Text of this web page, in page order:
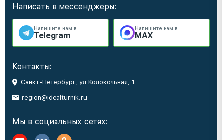
Написать в мессенджеры:
Напишите нам в
Telegram
Напишите нам в
MAX
Контакты:
Санкт-Петербург, ул Колокольная, 1
region@idealturnik.ru
Мы в социальных сетях: